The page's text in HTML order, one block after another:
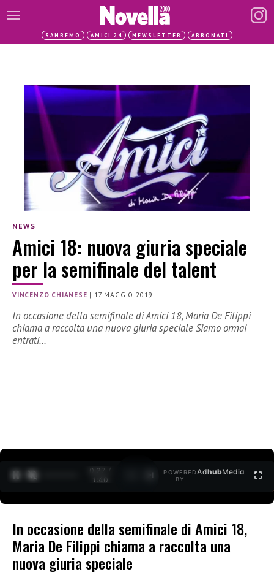
SANREMO AMICI 24 NEWSLETTER ABBONATI
NEWS
Amici 18: nuova giuria speciale
per la semifinale del talent
VINCENZO CHIANESE | 17 MAGGIO 2019
In occasione della semifinale di Amici 18, Maria De Filippi
chiama a raccolta una nuova giuria speciale Siamo ormai
entrati…
0:27 /
1:40
POWERED
BY
AdhubMedia
In occasione della semifinale di Amici 18,
Maria De Filippi chiama a raccolta una
nuova giuria speciale